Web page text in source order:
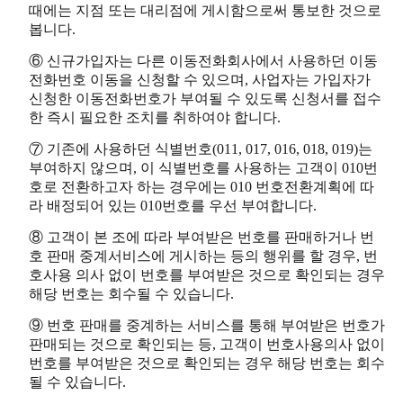
때에는 지점 또는 대리점에 게시함으로써 통보한 것으로
봅니다.
⑥ 신규가입자는 다른 이동전화회사에서 사용하던 이동
전화번호 이동을 신청할 수 있으며, 사업자는 가입자가
신청한 이동전화번호가 부여될 수 있도록 신청서를 접수
한 즉시 필요한 조치를 취하여야 합니다.
⑦ 기존에 사용하던 식별번호(011, 017, 016, 018, 019)는
부여하지 않으며, 이 식별번호를 사용하는 고객이 010번
호로 전환하고자 하는 경우에는 010 번호전환계획에 따
라 배정되어 있는 010번호를 우선 부여합니다.
⑧ 고객이 본 조에 따라 부여받은 번호를 판매하거나 번
호 판매 중계서비스에 게시하는 등의 행위를 할 경우, 번
호사용 의사 없이 번호를 부여받은 것으로 확인되는 경우
해당 번호는 회수될 수 있습니다.
⑨ 번호 판매를 중계하는 서비스를 통해 부여받은 번호가
판매되는 것으로 확인되는 등, 고객이 번호사용의사 없이
번호를 부여받은 것으로 확인되는 경우 해당 번호는 회수
될 수 있습니다.